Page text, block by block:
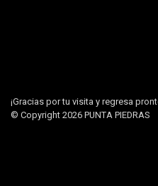
¡Gracias por tu visita y regresa
© Copyright 2026 PUNTA PIEDRAS